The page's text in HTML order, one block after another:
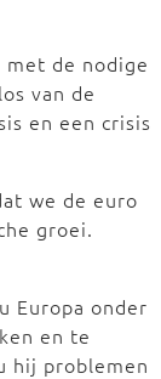
de nodige
van de
en een crisis
we de euro
groei.
Europa onder
en te
hij problemen